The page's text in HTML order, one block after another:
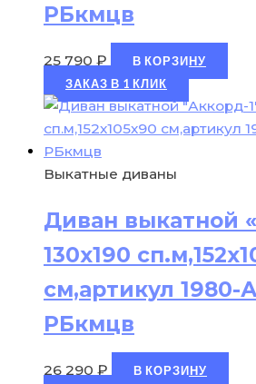
РБкмцв
25 790 ₽
В КОРЗИНУ
ЗАКАЗ В 1 КЛИК
Выкатные диваны
Диван выкатной
130х190
см,артикул 1980-
РБкмцв
26 290 ₽
В КОРЗИНУ